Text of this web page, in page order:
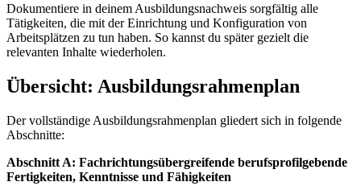
Dokumentiere in deinem Ausbildungsnachweis sorgfältig alle
Tätigkeiten, die mit der Einrichtung und Konfiguration von
Arbeitsplätzen zu tun haben. So kannst du später gezielt die
relevanten Inhalte wiederholen.
Übersicht: Ausbildungsrahmenplan
Der vollständige Ausbildungsrahmenplan gliedert sich in folgende
Abschnitte:
Abschnitt A: Fachrichtungsübergreifende berufsprofilgebende
Fertigkeiten, Kenntnisse und Fähigkeiten